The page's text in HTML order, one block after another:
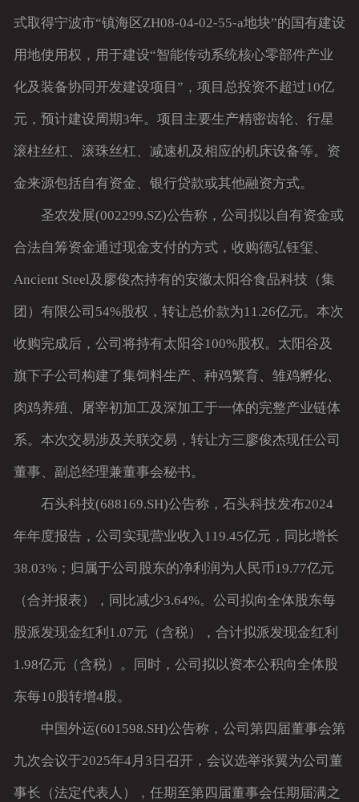
式取得宁波市“镇海区ZH08-04-02-55-a地块”的国有建设
用地使用权，用于建设“智能传动系统核心零部件产业
化及装备协同开发建设项目”，项目总投资不超过10亿
元，预计建设周期3年。项目主要生产精密齿轮、行星
滚柱丝杠、滚珠丝杠、减速机及相应的机床设备等。资
金来源包括自有资金、银行贷款或其他融资方式。
圣农发展(002299.SZ)公告称，公司拟以自有资金或
合法自筹资金通过现金支付的方式，收购德弘钰玺、
Ancient Steel及廖俊杰持有的安徽太阳谷食品科技（集
团）有限公司54%股权，转让总价款为11.26亿元。本次
收购完成后，公司将持有太阳谷100%股权。太阳谷及
旗下子公司构建了集饲料生产、种鸡繁育、雏鸡孵化、
肉鸡养殖、屠宰初加工及深加工于一体的完整产业链体
系。本次交易涉及关联交易，转让方三廖俊杰现任公司
董事、副总经理兼董事会秘书。
石头科技(688169.SH)公告称，石头科技发布2024
年年度报告，公司实现营业收入119.45亿元，同比增长
38.03%；归属于公司股东的净利润为人民币19.77亿元
（合并报表），同比减少3.64%。公司拟向全体股东每
股派发现金红利1.07元（含税），合计拟派发现金红利
1.98亿元（含税）。同时，公司拟以资本公积向全体股
东每10股转增4股。
中国外运(601598.SH)公告称，公司第四届董事会第
九次会议于2025年4月3日召开，会议选举张翼为公司董
事长（法定代表人），任期至第四届董事会任期届满之